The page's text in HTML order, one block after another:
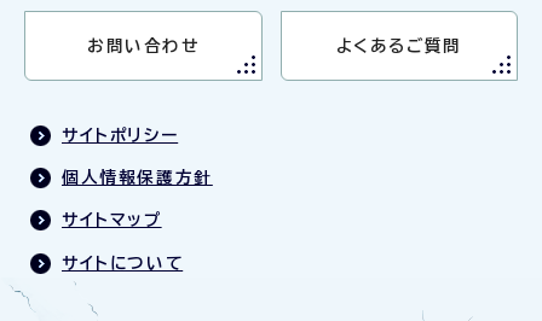
お問い合わせ よくあるご質問
サイトポリシー
個人情報保護方針
サイトマップ
サイトについて